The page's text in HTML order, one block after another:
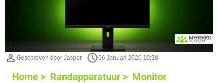
Geschreven door Jasper 06 Januari 2026 10:38
Home > Randapparatuur > Monitor